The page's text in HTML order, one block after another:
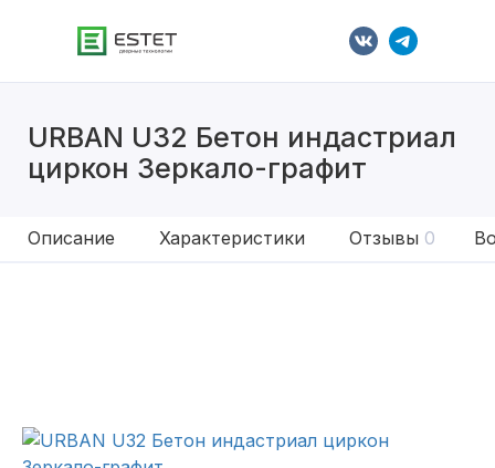
URBAN U32 Бетон индастриал
циркон Зеркало-графит
Описание Характеристики Отзывы 0